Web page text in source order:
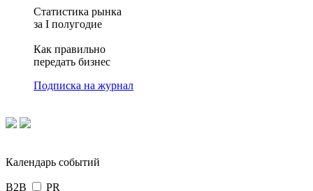
Статистика рынка
за I полугодие
Как правильно
передать бизнес
Подписка на журнал
Календарь событий
B2B PR